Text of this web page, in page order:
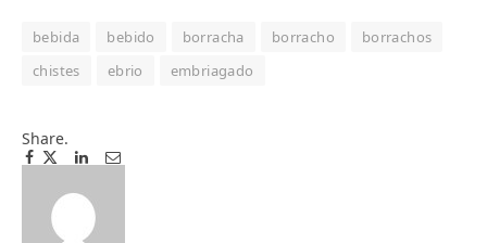
bebida bebido borracha borracho
borrachos
chistes
ebrio embriagado
Share.
Facebook
Twitter
Pinterest
LinkedIn
Tumblr
Email